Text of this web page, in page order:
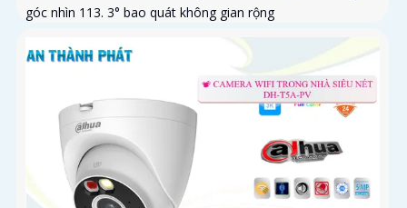
góc nhìn 113. 3° bao quát không gian rộng